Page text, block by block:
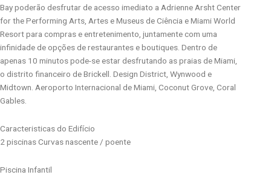
Bay poderão desfrutar de acesso imediato a Adrienne Arsht Center
for the Performing Arts, Artes e Museus de Ciência e Miami World
Resort para compras e entretenimento, juntamente com uma
infinidade de opções de restaurantes e boutiques. Dentro de
apenas 10 minutos pode-se estar desfrutando as praias de Miami,
o distrito financeiro de Brickell. Design District, Wynwood e
Midtown. Aeroporto Internacional de Miami, Coconut Grove, Coral
Gables.
Caracteristicas do Edifício
2 piscinas Curvas nascente / poente
Piscina Infantil